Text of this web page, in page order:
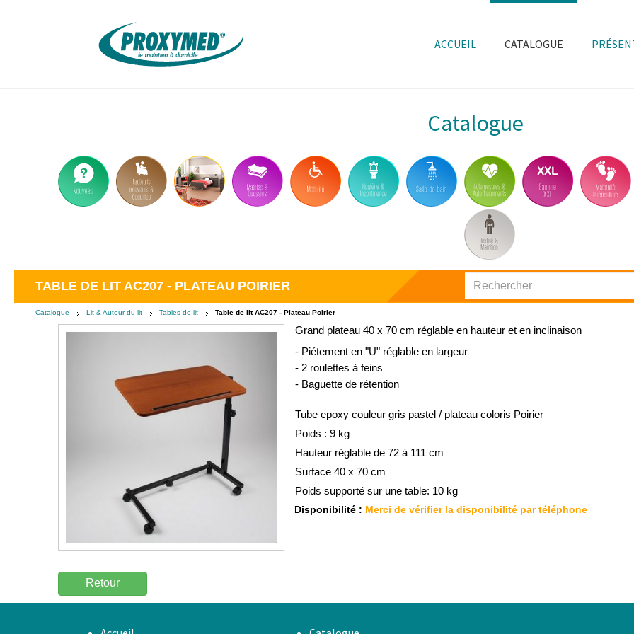
ACCUEIL CATALOGUE
Catalogue
Catalogue Lit & Autour du lit Tables de lit Table de lit AC207 - Plateau Poirier
TABLE DE LIT AC207 - PLATEAU POIRIER
Grand plateau 40 x 70 cm réglable en hauteur et en inclinaison
- Piétement en "U" réglable en largeur
- 2 roulettes à feins
- Baguette de rétention
Tube epoxy couleur gris pastel / plateau coloris Poirier
Poids : 9 kg
Hauteur réglable de 72 à 111 cm
Surface 40 x 70 cm
Poids supporté sur une table: 10 kg
Disponibilité : Merci de vérifier la disponibilité par téléphone
Retour